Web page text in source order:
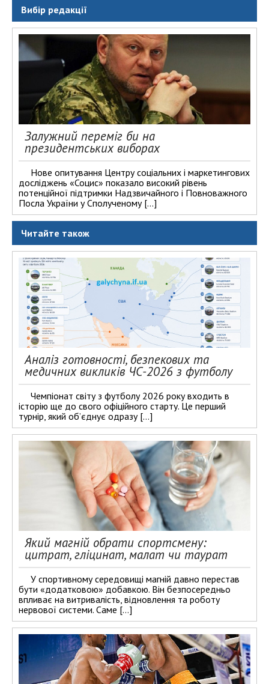
Вибір редакції
Залужний переміг би на
президентських виборах
Нове опитування Центру соціальних і маркетингових
досліджень «Социс» показало високий рівень
потенційної підтримки Надзвичайного і Повноважного
Посла України у Сполученому […]
Читайте також
Аналіз готовності, безпекових та
медичних викликів ЧС-2026 з футболу
Чемпіонат світу з футболу 2026 року входить в
історію ще до свого офіційного старту. Це перший
турнір, який об’єднує одразу […]
Який магній обрати спортсмену:
цитрат, гліцинат, малат чи таурат
У спортивному середовищі магній давно перестав
бути «додатковою» добавкою. Він безпосередньо
впливає на витривалість, відновлення та роботу
нервової системи. Саме […]